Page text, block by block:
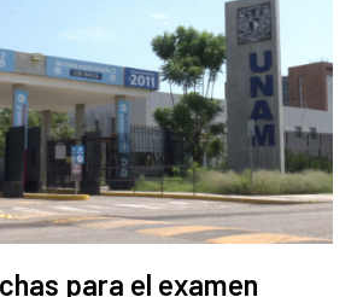
para el examen